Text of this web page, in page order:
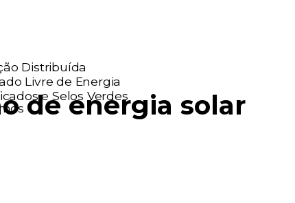
Distribuída
Livre de Energia
e Selos Verdes
de energia solar